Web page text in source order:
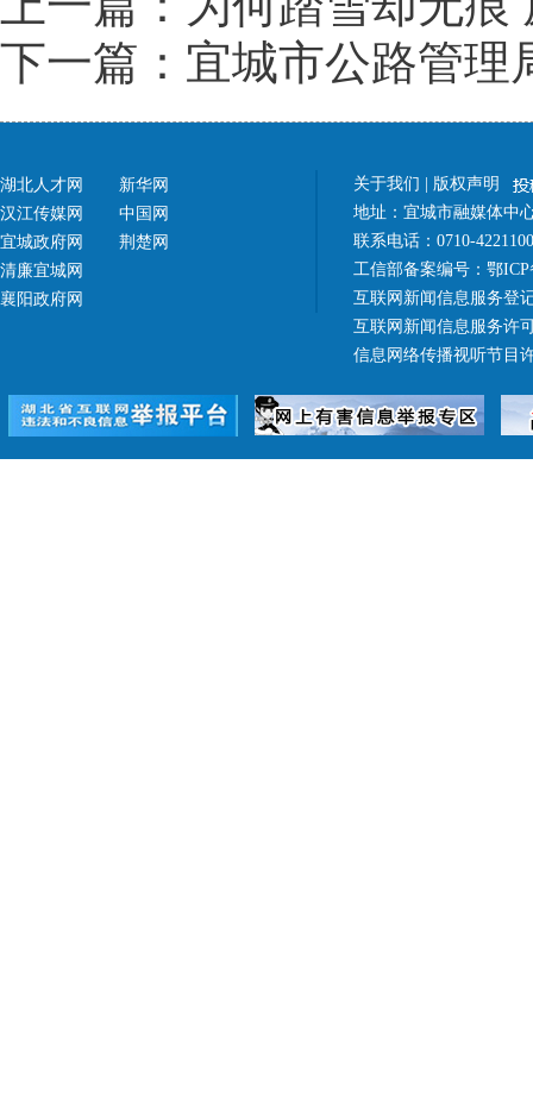
下一篇：宜城市公路管理
湖北人才网
汉江传媒网
宜城政府网
清廉宜城网
襄阳政府网
新华网
中国网
荆楚网
关于我们
版权声明
地址：宜城市融媒体中
联系电话：0710-
工信部备案编号： 鄂ICP
互联网新闻信息服务登
互联网新闻信息服务许
信息网络传播视听节目